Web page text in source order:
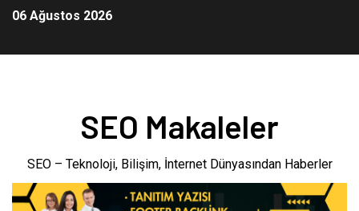
06 Ağustos 2026
SEO Makaleler
SEO – Teknoloji, Bilişim, İnternet Dünyasından Haberler